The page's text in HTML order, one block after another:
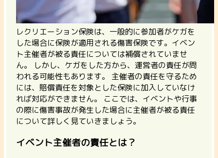
レクリエーション保険は、一般的に参加者がケガを
した場合に保険が適用される傷害保険です。イベン
ト主催者が被る責任については補償されていませ
ん。 しかし、ケガをした方から、運営者の責任が問
われる可能性もあります。 主催者の責任を守るため
には、賠償責任を対象とした保険に加入していなけ
れば対応ができません。 ここでは、イベントや行事
の際に傷害事故が発生した場合に主催者が被る責任
について詳しく見ていきましょう。
イベント主催者の責任とは？